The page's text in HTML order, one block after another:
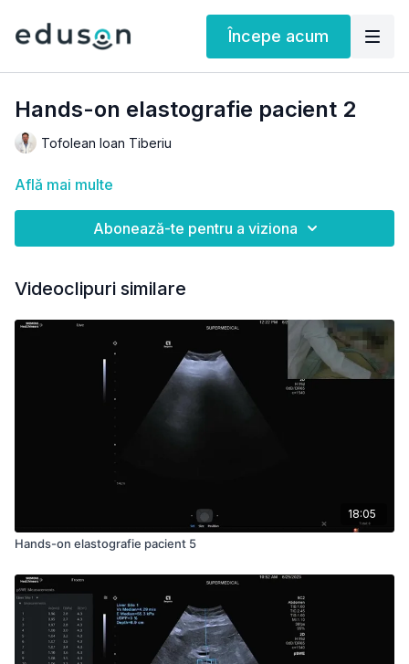
Începe acum
Hands-on elastografie pacient 2
Tofolean Ioan Tiberiu
Află mai multe
Abonează-te pentru a viziona
Videoclipuri similare
18:05
Hands-on elastografie pacient 5